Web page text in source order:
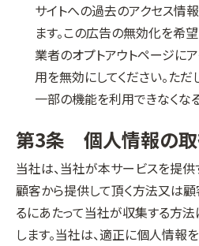
サイトへの過去のアクセス情
ます。この広告の無効化を希
業者のオプトアウトページに
用を無効にしてください。ただ
一部の機能を利用できなくな
第3条 個人情報の
当社は、当社が本サービスを提供
顧客から提供して頂く方法又は
るにあたって当社が収集する方法
します。当社は、適正に個人情報